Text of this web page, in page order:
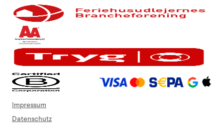
Impressum
Datenschutz